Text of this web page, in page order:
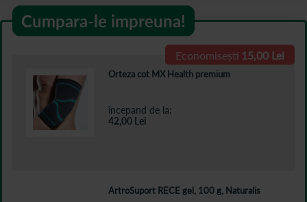
Cumpara-le impreuna!
Orteza cot MX Health premium
începand de la
42,00 Lei
ArtroSuport RECE gel, 100 g, Naturalis
Economisești 15,00 Lei